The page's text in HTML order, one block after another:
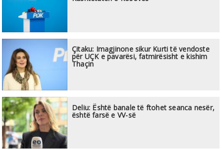
Çitaku: Imagjinone sikur Kurti të vendoste
për UÇK e pavarësi, fatmirësisht e kishim
Thaçin
Deliu: Është banale të ftohet seanca nesër,
është farsë e VV-së